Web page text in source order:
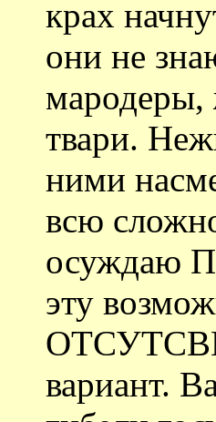
крах
они не
твари.
ними
всю
осуждаю
эту
вариант.